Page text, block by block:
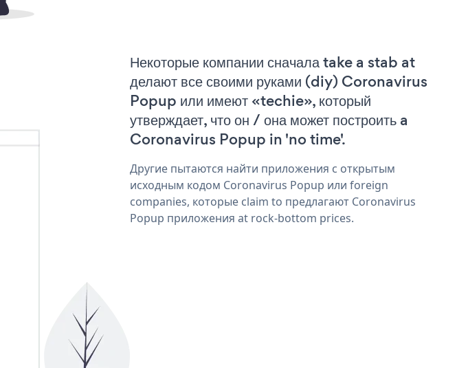
Некоторые компании сначала take a stab at
делают все своими руками (diy) Coronavirus
Popup или имеют «techie», который
утверждает, что он / она может построить a
Coronavirus Popup in 'no time'.
Другие пытаются найти приложения с открытым
исходным кодом Coronavirus Popup или foreign
companies, которые claim to предлагают Coronavirus
Popup приложения at rock-bottom prices.